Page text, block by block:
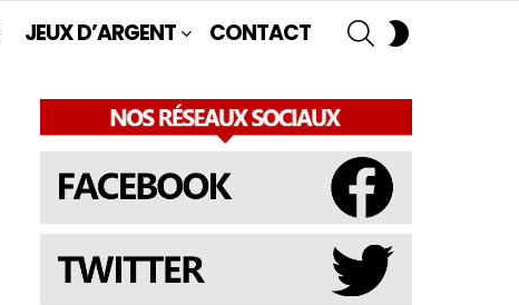
JEUX D’ARGENT CONTACT SEARCH